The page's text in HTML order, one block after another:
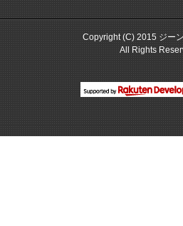
Copyright (C) 2015 ジー
All Rights